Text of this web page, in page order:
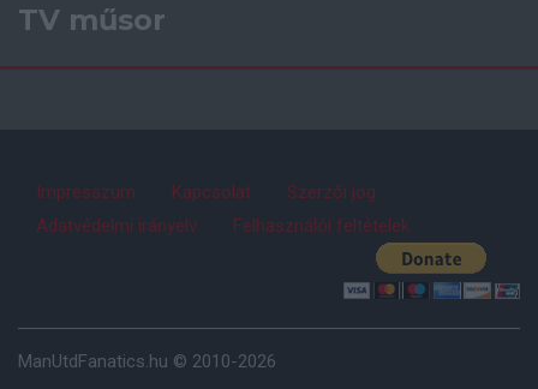
TV műsor
Impresszum Kapcsolat
Szerzői jog
Adatvédelmi irányelv
Felhasználói feltételek
ManUtdFanatics.hu © 2010-2026